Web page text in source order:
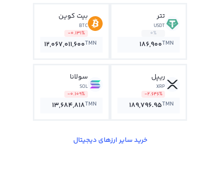
تتر
USDT
0%
186,900TMN
بیت کوین
BTC
-0.131%
12,067,011,600TMN
ریپل
XRP
-2.646%
189,796.95TMN
سولانا
SOL
-0.109%
13,684,818TMN
خرید سایر ارزهای دیجیتال